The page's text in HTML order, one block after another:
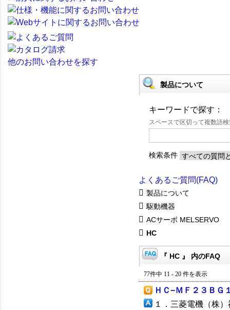
他のお問い合わせを探す
製品について
キーワードで探す：
スペースで区切って複数語
検索条件
よくあるご質問(FAQ)
製品について
駆動機器
ACサーボ MELSERVO
HC
『 HC 』 内のFAQ
77件中 11 - 20 件を表示
ＨＣ−ＭＦ２３Ｂ
１．三菱電機（株